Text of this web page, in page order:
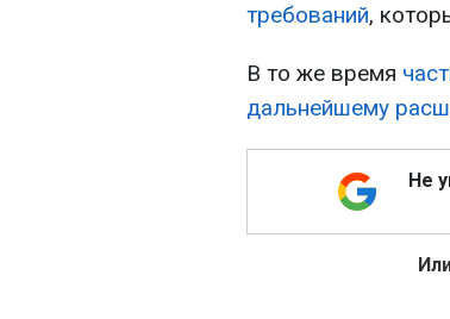
требований,
В то же время
дальнейшему
Не